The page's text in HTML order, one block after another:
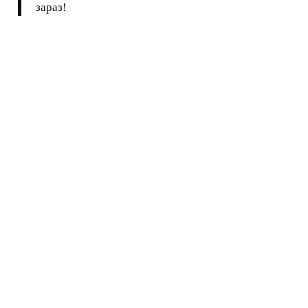
зараз!